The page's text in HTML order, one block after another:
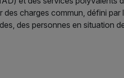
charges commun, défini par
des personnes en situation